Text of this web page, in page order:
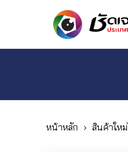
หน้าหลัก สินค้าใหม่